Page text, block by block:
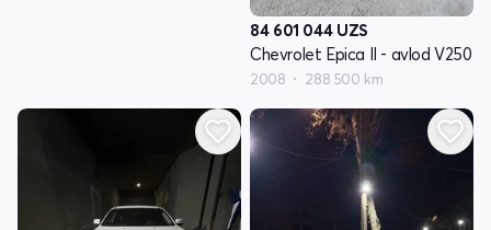
84 601 044 UZS
Chevrolet Epica II - avlod V250
2008 288 500 km